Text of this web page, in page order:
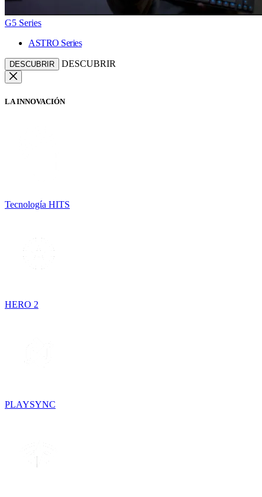
G5 Series
ASTRO Series
DESCUBRIR DESCUBRIR
LA INNOVACIÓN
Tecnología HITS
HERO 2
PLAYSYNC